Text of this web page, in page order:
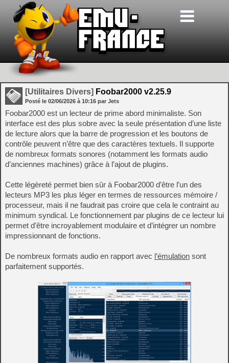
[Utilitaires Divers] Foobar2000 v2.25.9
Posté le 02/06/2026 à 10:16 par Jets
Foobar2000 est un lecteur de prime abord minimaliste. Son
interface est des plus sobre avec la seule présentation d’une liste
de lecture alors que la barre de progression et les boutons de
contrôle peuvent n’être que des caractères textuels. Il supporte
de nombreux formats sonores (notamment les formats audio
d’anciennes machines) grâce à l’ajout de plugins.
Cette légèreté permet bien sûr à Foobar2000 d’être l’un des
lecteurs MP3 les plus léger en termes de ressources mémoire /
processeur, mais il ne faudrait pas croire que cela le contraint au
minimum syndical. Le fonctionnement par plugins de ce lecteur lui
permet d’être incroyablement modulaire et d’intégrer un nombre
impressionnant de fonctions.
De nombreux formats audio en rapport avec l’émulation sont
parfaitement supportés.